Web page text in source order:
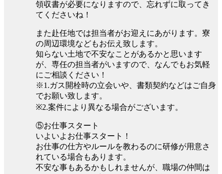
領収書が必要になりますので、忘れずに取ってき
てくださいね！
また赴任地では担当者がお迎えにあがります。寮
の周辺環境などもお伝え致します。
知らない土地で不安なことがあるかと思います
が、専任の担当者がいますので、なんでもお気軽
にご相談ください！
※1.ガス開栓時の立会いや、書類契約などはご自身
でお願い致します。
※2.案件により異なる場合がございます。
⑤お仕事スタート
いよいよお仕事スタート！
お仕事の仕方やルールを教わるのに研修が用意さ
れている場合もあります。
不安な事もあるかもしれませんが、職場の仲間は